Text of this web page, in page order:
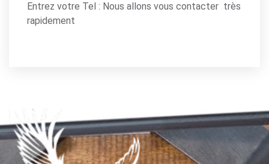
Entrez votre Tel : Nous allons vous contacter très
rapidement